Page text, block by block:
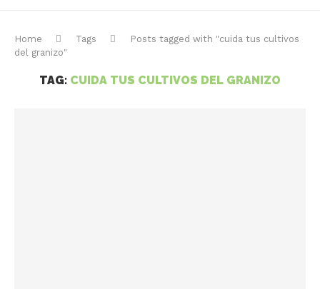
Home Tags
Posts tagged with "cuida tus cultivos
del granizo"
TAG: CUIDA TUS CULTIVOS DEL GRANIZO